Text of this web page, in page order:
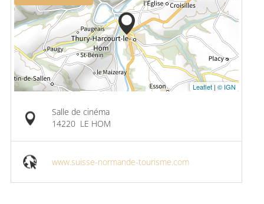
Leaflet | © IGN
Salle de cinéma
14220 LE HOM
www.suisse-normande-tourisme.com